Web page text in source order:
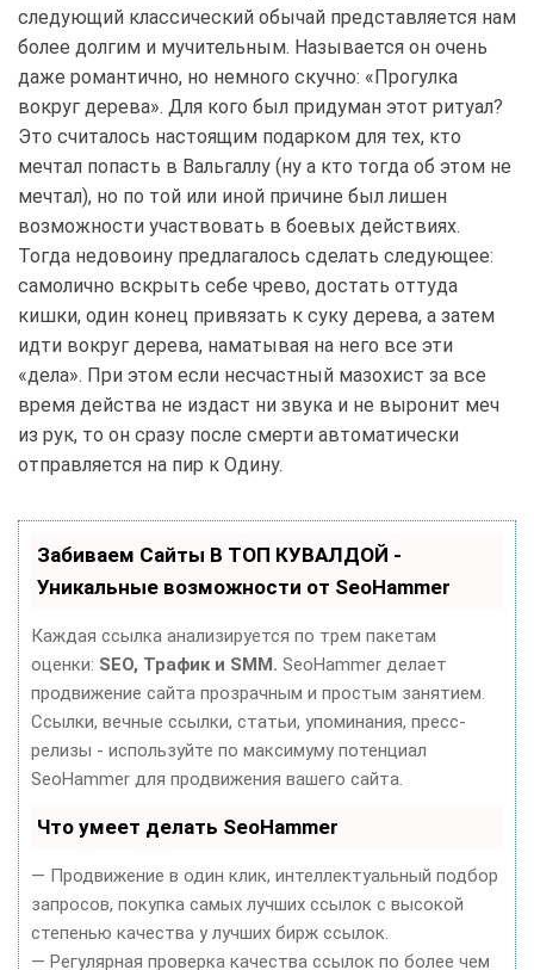
следующий классический обычай представляется нам
более долгим и мучительным. Называется он очень
даже романтично, но немного скучно: «Прогулка
вокруг дерева». Для кого был придуман этот ритуал?
Это считалось настоящим подарком для тех, кто
мечтал попасть в Вальгаллу (ну а кто тогда об этом не
мечтал), но по той или иной причине был лишен
возможности участвовать в боевых действиях.
Тогда недовоину предлагалось сделать следующее:
самолично вскрыть себе чрево, достать оттуда
кишки, один конец привязать к суку дерева, а затем
идти вокруг дерева, наматывая на него все эти
«дела». При этом если несчастный мазохист за все
время действа не издаст ни звука и не выронит меч
из рук, то он сразу после смерти автоматически
отправляется на пир к Одину.
Забиваем Сайты В ТОП КУВАЛДОЙ -
Уникальные возможности от SeoHammer
Каждая ссылка анализируется по трем пакетам
оценки: SEO, Трафик и SMM. SeoHammer делает
продвижение сайта прозрачным и простым занятием.
Ссылки, вечные ссылки, статьи, упоминания, пресс-
релизы - используйте по максимуму потенциал
SeoHammer для продвижения вашего сайта.
Что умеет делать SeoHammer
— Продвижение в один клик, интеллектуальный подбор
запросов, покупка самых лучших ссылок с высокой
степенью качества у лучших бирж ссылок.
— Регулярная проверка качества ссылок по более чем